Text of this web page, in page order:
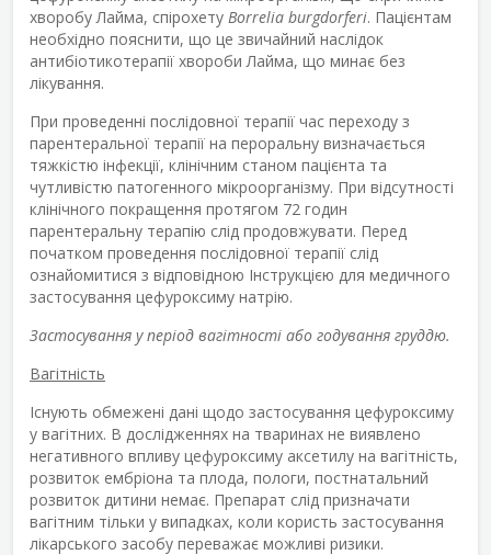
хворобу Лайма, спірохету Borrelia burgdorferi. Пацієнтам
необхідно пояснити, що це звичайний наслідок
антибіотикотерапії хвороби Лайма, що минає без
лікування.
При проведенні послідовної терапії час переходу з
парентеральної терапії на пероральну визначається
тяжкістю інфекції, клінічним станом пацієнта та
чутливістю патогенного мікроорганізму. При відсутності
клінічного покращення протягом 72 годин
парентеральну терапію слід продовжувати. Перед
початком проведення послідовної терапії слід
ознайомитися з відповідною Інструкцією для медичного
застосування цефуроксиму натрію.
Застосування у період вагітності або годування груддю.
Вагітність
Існують обмежені дані щодо застосування цефуроксиму
у вагітних. В дослідженнях на тваринах не виявлено
негативного впливу цефуроксиму аксетилу на вагітність,
розвиток ембріона та плода, пологи, постнатальний
розвиток дитини немає. Препарат слід призначати
вагітним тільки у випадках, коли користь застосування
лікарського засобу переважає можливі ризики.